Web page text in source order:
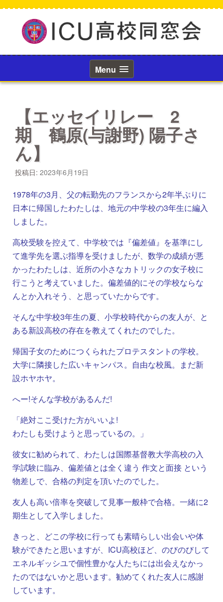
へ
ッ
Menu
【エッセイリレー 2
期 鶴原(与謝野) 陽子さ
ん】
投稿日: 2023年6月19日
1978年の3月、父の転勤先のフランスから2年半ぶりに
日本に帰国したわたしは、地元の中学校の3年生に編入
しました。
高校受験を控えて、中学校では『偏差値』を基準にし
て進学先を選ぶ指導を受けましたが、数学の成績が悪
かったわたしは、近所の小さなカトリックの女子校に
行こうと考えていました。偏差値的にその学校ならな
んとか入れそう、と思っていたからです。
そんな中学校3年生の夏、小学校時代からの友人が、と
ある新設高校の存在を教えてくれたのでした。
帰国子女のためにつくられたプロテスタントの学校。
大学に隣接した広いキャンパス。自由な校風。まだ新
設ホヤホヤ。
へー!そんな学校があるんだ!
「絶対ここ受けた方がいいよ!
わたしも受けようと思っているの。」
彼女に勧められて、わたしは国際基督教大学高校の入
学試験に臨み、偏差値とは全く違う 作文と面接 という
物差しで、合格の判定を頂いたのでした。
友人も高い倍率を突破して見事一般枠で合格。一緒に2
期生として入学しました。
きっと、どこの学校に行っても素晴らしい出会いや体
験ができたと思いますが、ICU高校ほど、のびのびして
エネルギッシユで個性豊かな人たちには出会えなかっ
たのではないかと思います。勧めてくれた友人に感謝
しています。